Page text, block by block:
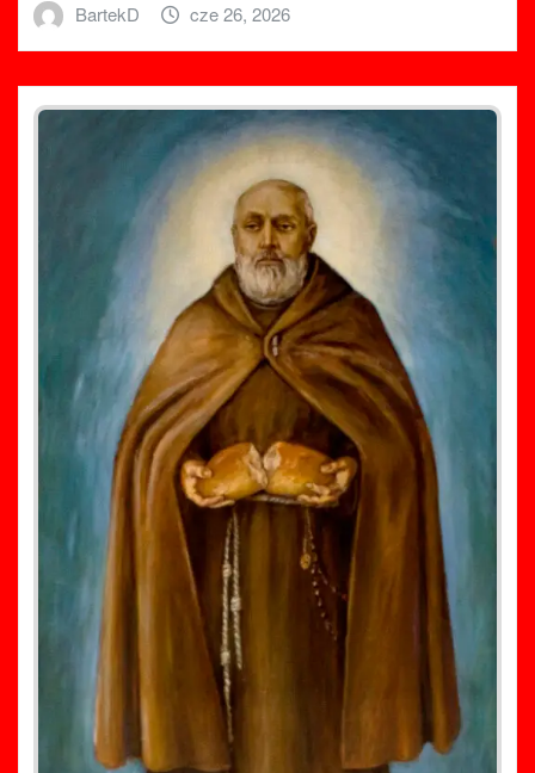
BartekD cze 26, 2026